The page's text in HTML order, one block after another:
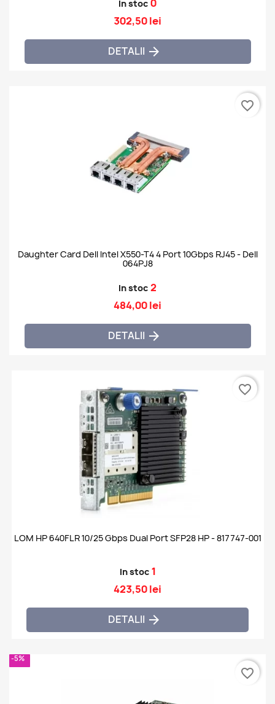
In stoc 0
302,50 lei
DETALII 
Daughter Card Dell Intel X550-T4 4 Port 10Gbps RJ45 - Dell
064PJ8
In stoc 2
484,00 lei
DETALII 
favorite_border
LOM HP 640FLR 10/25 Gbps Dual Port SFP28 HP - 817747-001
In stoc 1
423,50 lei
DETALII 
favorite_border
-5%
favorite_border